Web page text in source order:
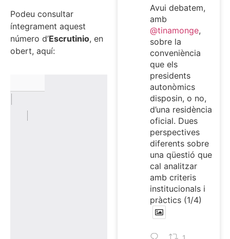
Podeu consultar
íntegrament aquest
número d’Escrutinio, en
obert, aquí:
Avui debatem,
amb
@tinamonge,
sobre la
conveniència
que els
presidents
autonòmics
disposin, o no,
d’una residència
oficial. Dues
perspectives
diferents sobre
una qüestió que
cal analitzar
amb criteris
institucionals i
pràctics (1/4)